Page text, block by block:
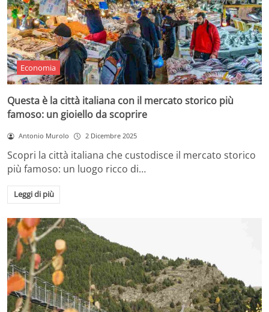
Economia
Questa è la città italiana con il mercato storico più
famoso: un gioiello da scoprire
Antonio Murolo 2 Dicembre 2025
Scopri la città italiana che custodisce il mercato storico
più famoso: un luogo ricco di…
Leggi di più